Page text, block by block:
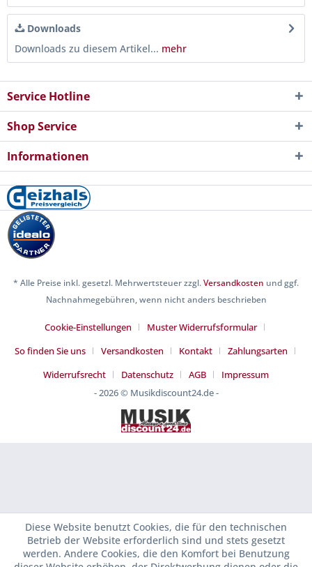
Downloads
Downloads zu diesem Artikel... mehr
Service Hotline
Shop Service
Informationen
* Alle Preise inkl. gesetzl. Mehrwertsteuer zzgl.Versandkosten und ggf.
Nachnahmegebühren, wenn nicht anders beschrieben
Cookie-Einstellungen
Muster Widerrufsformular
So finden Sie uns
Versandkosten Kontakt
Zahlungsarten
Widerrufsrecht
Datenschutz AGB
Impressum
- 2026 © Musikdiscount24.de -
Diese Website benutzt Cookies, die für den technischen
Betrieb der Website erforderlich sind und stets gesetzt
werden. Andere Cookies, die den Komfort bei Benutzung